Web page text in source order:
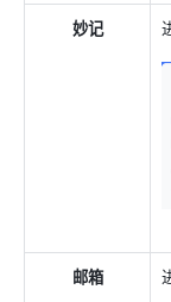
妙记
邮箱